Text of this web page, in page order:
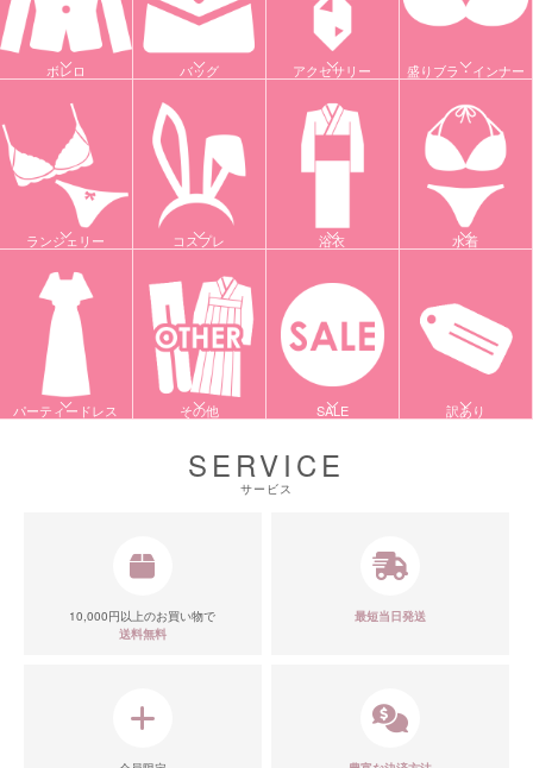
ボレロ バッグ アクセサリー 盛りブラ・インナー
ランジェリー コスプレ 浴衣 水着
パーティードレス その他 SALE 訳あり
SERVICE
サービス
10,000円以上のお買い物で
送料無料
最短当日発送